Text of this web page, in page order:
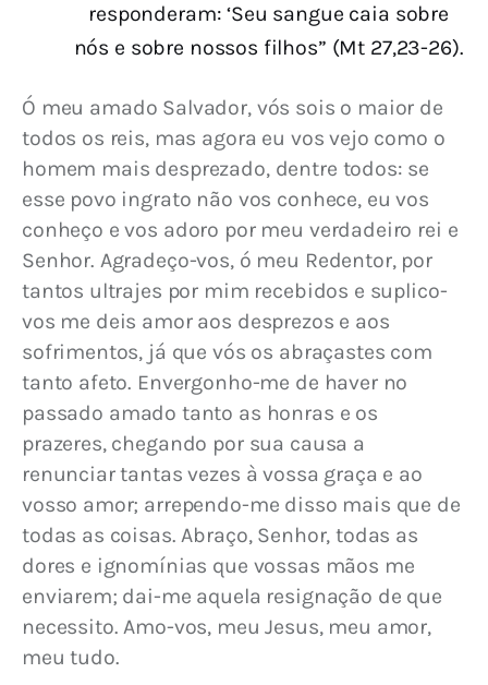
responderam: ‘Seu sangue caia sobre
nós e sobre nossos filhos” (Mt 27,23-26).
Ó meu amado Salvador, vós sois o maior de
todos os reis, mas agora eu vos vejo como o
homem mais desprezado, dentre todos: se
esse povo ingrato não vos conhece, eu vos
conheço e vos adoro por meu verdadeiro rei e
Senhor. Agradeço-vos, ó meu Redentor, por
tantos ultrajes por mim recebidos e suplico-
vos me deis amor aos desprezos e aos
sofrimentos, já que vós os abraçastes com
tanto afeto. Envergonho-me de haver no
passado amado tanto as honras e os
prazeres, chegando por sua causa a
renunciar tantas vezes à vossa graça e ao
vosso amor; arrependo-me disso mais que de
todas as coisas. Abraço, Senhor, todas as
dores e ignomínias que vossas mãos me
enviarem; dai-me aquela resignação de que
necessito. Amo-vos, meu Jesus, meu amor,
meu tudo.